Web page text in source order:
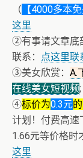
（ 【4000多本
这里
②有事请文章底
联系：
点这里联
③美女欣赏： A.
在线美女短视频;
④标价为0.3元
计划！付费高速
1.66元等价格时
这里